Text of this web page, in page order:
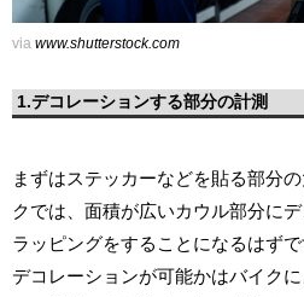
via www.shutterstock.com
1.デコレーションする部分の計測
まずはステッカーなどを貼る部分
クでは、面積が広いカウル部分に
ラッピングをすることになるはず
デコレーションが可能かはバイク